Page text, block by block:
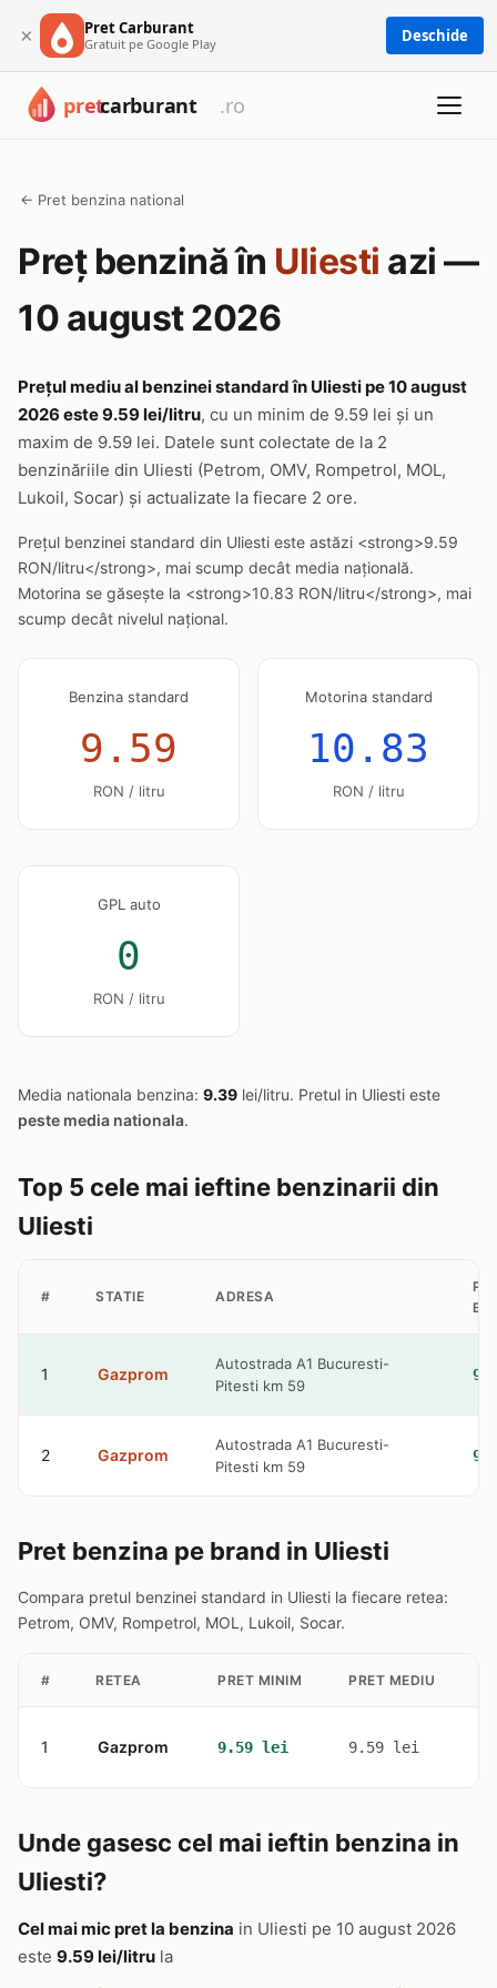
× Pret Carburant
Gratuit pe Google Play Deschide
← Pret benzina national
Preț benzină în Uliesti azi —
10 august 2026
Prețul mediu al benzinei standard în Uliesti pe 10 august
2026 este 9.59 lei/litru, cu un minim de 9.59 lei și un
maxim de 9.59 lei. Datele sunt colectate de la 2
benzinăriile din Uliesti (Petrom, OMV, Rompetrol, MOL,
Lukoil, Socar) și actualizate la fiecare 2 ore.
Prețul benzinei standard din Uliesti este astăzi <strong>9.59
RON/litru</strong>, mai scump decât media națională.
Motorina se găsește la <strong>10.83 RON/litru</strong>, mai
scump decât nivelul național.
Benzina standard
9.59
RON / litru
Motorina standard
10.83
RON / litru
GPL auto
0
RON / litru
Media nationala benzina: 9.39 lei/litru. Pretul in Uliesti este
peste media nationala.
Top 5 cele mai ieftine benzinarii din
Uliesti
# STATIE ADRESA
1 Gazprom
Autostrada A1 Bucuresti-
Pitesti km 59
2 Gazprom
Autostrada A1 Bucuresti-
Pitesti km 59
Pret benzina pe brand in Uliesti
Compara pretul benzinei standard in Uliesti la fiecare retea:
Petrom, OMV, Rompetrol, MOL, Lukoil, Socar.
# RETEA PRET MINIM PRET MEDIU
1 Gazprom 9.59 lei 9.59 lei
Unde gasesc cel mai ieftin benzina in
Uliesti?
Cel mai mic pret la benzina in Uliesti pe 10 august 2026
este 9.59 lei/litru la